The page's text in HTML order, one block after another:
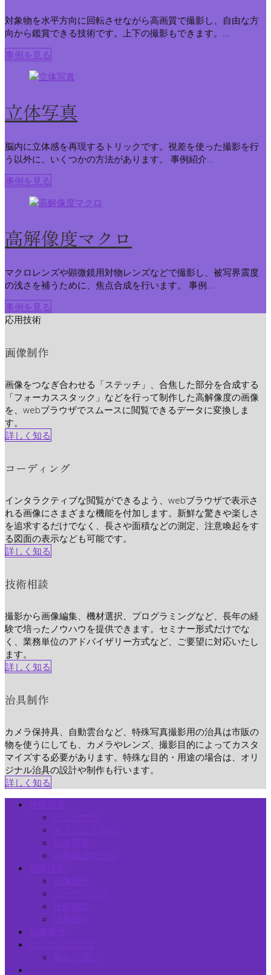
対象物を水平方向に回転させながら高画質で撮影し、自由な方
向から鑑賞できる技術です。上下の撮影もできます。...
事例を見る
立体写真
脳内に立体感を再現するトリックです。視差を使った撮影を行
う以外に、いくつかの方法があります。 事例紹介...
事例を見る
高解像度マクロ
マクロレンズや顕微鏡用対物レンズなどで撮影し、被写界震度
の浅さを補うために、焦点合成を行います。 事例...
事例を見る
応用技術
画像制作
画像をつなぎ合わせる「ステッチ」、合焦した部分を合成する
「フォーカススタック」などを行って制作した高解像度の画像
を、webブラウザでスムースに閲覧できるデータに変換しま
す。
詳しく知る
コーディング
インタラクティブな閲覧ができるよう、webブラウザで表示さ
れる画像にさまざまな機能を付加します。新鮮な驚きや楽しさ
を追求するだけでなく、長さや面積などの測定、注意喚起をす
る図面の表示なども可能です。
詳しく知る
技術相談
撮影から画像編集、機材選択、プログラミングなど、長年の経
験で培ったノウハウを提供できます。セミナー形式だけでな
く、業務単位のアドバイザリー方式など、ご要望に対応いたし
ます。
詳しく知る
治具制作
カメラ保持具、自動雲台など、特殊写真撮影用の治具は市販の
物を使うにしても、カメラやレンズ、撮影目的によってカスタ
マイズする必要があります。特殊な目的・用途の場合は、オリ
ジナル治具の設計や制作も行います。
詳しく知る